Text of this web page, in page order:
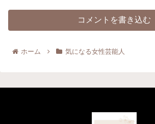
コメントを書き込む
ホーム 気になる女性芸能人